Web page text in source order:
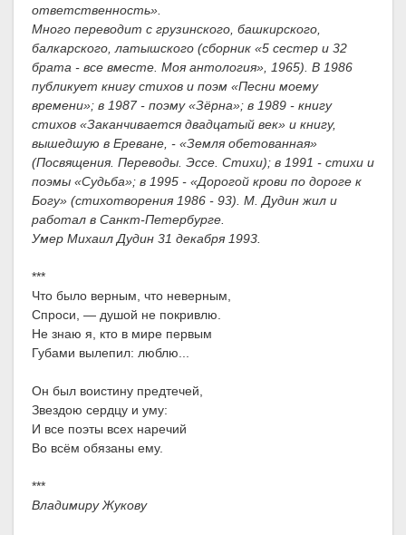
ответственность».
Много переводит с грузинского, башкирского,
балкарского, латышского (сборник «5 сестер и 32
брата - все вместе. Моя антология», 1965). В 1986
публикует книгу стихов и поэм «Песни моему
времени»; в 1987 - поэму «Зёрна»; в 1989 - книгу
стихов «Заканчивается двадцатый век» и книгу,
вышедшую в Ереване, - «Земля обетованная»
(Посвящения. Переводы. Эссе. Стихи); в 1991 - стихи и
поэмы «Судьба»; в 1995 - «Дорогой крови по дороге к
Богу» (стихотворения 1986 - 93). М. Дудин жил и
работал в Санкт-Петербурге.
Умер Михаил Дудин 31 декабря 1993.
***
Что было верным, что неверным,
Спроси, — душой не покривлю.
Не знаю я, кто в мире первым
Губами вылепил: люблю...
Он был воистину предтечей,
Звездою сердцу и уму:
И все поэты всех наречий
Во всём обязаны ему.
***
Владимиру Жукову